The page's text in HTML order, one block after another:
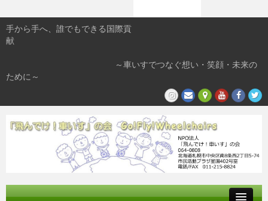
手から手へ、誰でもできる国際貢
献
～車いすでつなぐ想い・笑顔・未来の
ために～